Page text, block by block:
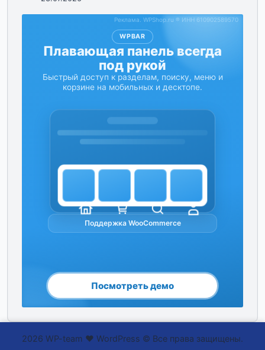
2026 WP-team ❤ WordPress © Все права защищены.